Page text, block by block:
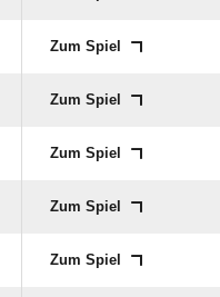
Zum Spiel
Zum Spiel
Zum Spiel
Zum Spiel
Zum Spiel